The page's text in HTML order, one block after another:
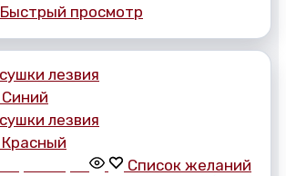
Быстрый просмотр
Список желаний